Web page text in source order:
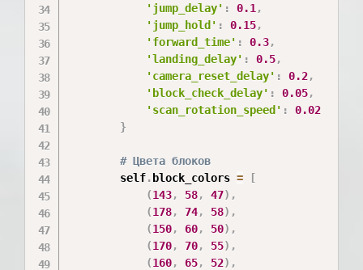
'jump_delay' : 0.1 ,
'jump_hold' : 0.15,
'forward_time' : 0.3,
'landing_delay' : 0.5,
'camera_reset_delay' : 0.2,
'block_check_delay' : 0.05,
'scan_rotation_speed' :
0.02
}
# Цвета блоков
        self
. block_colors =
[
(143, 58, 47) ,
(178, 74, 58) ,
(150, 60, 50) ,
(170, 70, 55) ,
(160, 65, 52) ,